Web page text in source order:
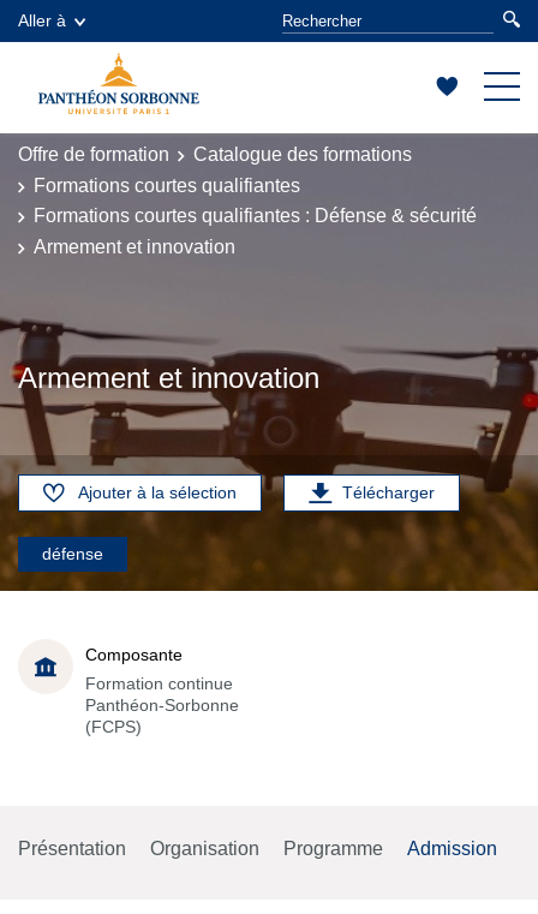
Aller à
Offre de formation
Catalogue des formations
Formations courtes qualifiantes
Formations courtes qualifiantes : Défense & sécurité
Armement et innovation
Armement et innovation
Ajouter à la sélection Télécharger
défense
Composante
Formation continue
Panthéon-Sorbonne
(FCPS)
Présentation Organisation Programme Admission